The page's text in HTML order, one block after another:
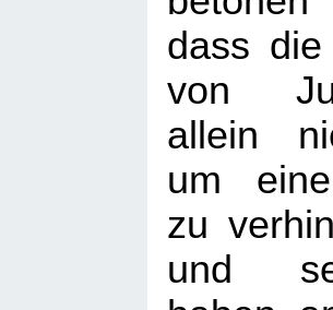
dass die
von
allein
um
zu
und